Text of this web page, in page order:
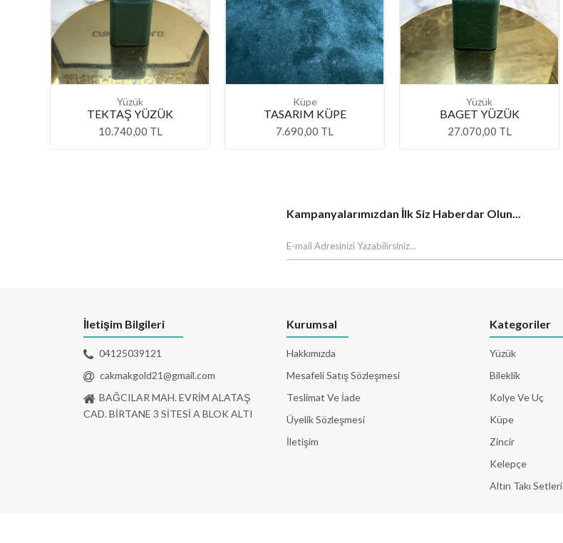
Yüzük
TEKTAŞ YÜZÜK
10.740,00 TL
Küpe
TASARIM KÜPE
7.690,00 TL
Yüzük
BAGET YÜZÜK
27.070,00 TL
Kampanyalarımızdan İlk Siz Haberdar Olun...
İletişim Bilgileri
04125039121
cakmakgold21@gmail.com
BAĞCILAR MAH. EVRİM ALATAŞ
CAD. BİRTANE 3 SİTESİ A BLOK ALTI
Kurumsal
Hakkımızda
Mesafeli Satış Sözleşmesi
Teslimat Ve İade
Üyelik Sözleşmesi
İletişim
Kategoriler
Yüzük
Bileklik
Kolye Ve Uç
Küpe
Zincir
Kelepçe
Altın Takı Setleri